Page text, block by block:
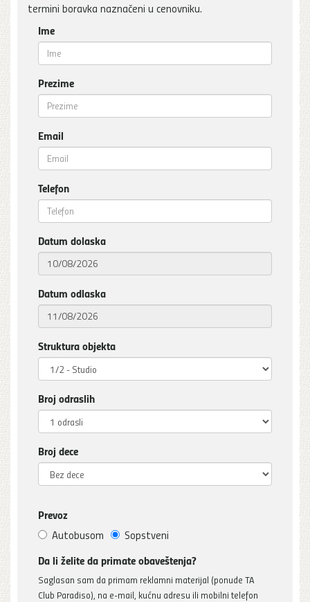
termini boravka naznačeni u cenovniku.
Ime
Prezime
Email
Telefon
Datum dolaska
Datum odlaska
Struktura objekta
Broj odraslih
Broj dece
Prevoz
Autobusom Sopstveni
Da li želite da primate obaveštenja?
Saglasan sam da primam reklamni materijal (ponude TA
Club Paradiso), na e-mail, kućnu adresu ili mobilni telefon